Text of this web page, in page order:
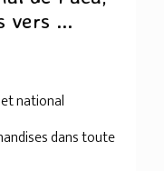
vers ...
national
dans toute